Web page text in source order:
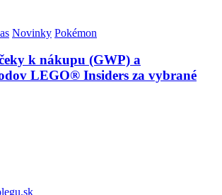
Novinky Pokémon
k nákupu (GWP) a
LEGO® Insiders za vybrané